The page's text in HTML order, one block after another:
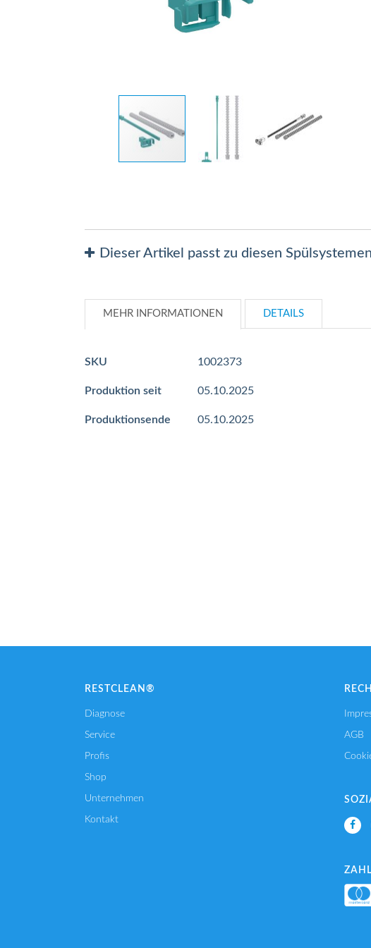
Bildergalerie
springen
Dieser Artikel passt zu diesen
MEHR INFORMATIONEN
Mehr
SKU 1002373
Produktion seit 05.10.2025
Produktionsende 05.10.2025
DETAILS
RESTCLEAN®
Diagnose
Service
Profis
Shop
Unternehmen
Kontakt
AGB